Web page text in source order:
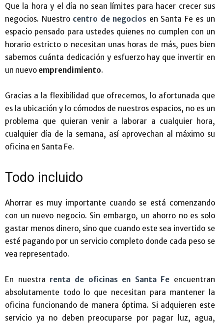
Que la hora y el día no sean límites para hacer crecer sus
negocios. Nuestro centro de negocios en Santa Fe es un
espacio pensado para ustedes quienes no cumplen con un
horario estricto o necesitan unas horas de más, pues bien
sabemos cuánta dedicación y esfuerzo hay que invertir en
un nuevo emprendimiento.
Gracias a la flexibilidad que ofrecemos, lo afortunada que
es la ubicación y lo cómodos de nuestros espacios, no es un
problema que quieran venir a laborar a cualquier hora,
cualquier día de la semana, así aprovechan al máximo su
oficina en Santa Fe.
Todo incluido
Ahorrar es muy importante cuando se está comenzando
con un nuevo negocio. Sin embargo, un ahorro no es solo
gastar menos dinero, sino que cuando este sea invertido se
esté pagando por un servicio completo donde cada peso se
vea representado.
En nuestra renta de oficinas en Santa Fe encuentran
absolutamente todo lo que necesitan para mantener la
oficina funcionando de manera óptima. Si adquieren este
servicio ya no deben preocuparse por pagar luz, agua,